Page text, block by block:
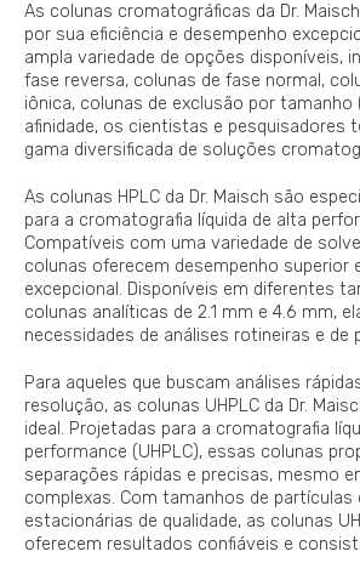
As colunas cromatográficas da Dr.
por sua eficiência e desempenho
ampla variedade de opções disponíveis,
fase reversa, colunas de fase normal,
iônica, colunas de exclusão por tamanho
afinidade, os cientistas e pesquisadores
gama diversificada de soluções
As colunas HPLC da Dr. Maisch são
para a cromatografia líquida de alta
Compatíveis com uma variedade de
colunas oferecem desempenho superior
excepcional. Disponíveis em diferentes
colunas analíticas de 2.1 mm e 4.6 mm,
necessidades de análises rotineiras e de
Para aqueles que buscam análises
resolução, as colunas UHPLC da Dr.
ideal. Projetadas para a cromatografia
performance (UHPLC), essas colunas
separações rápidas e precisas, mesmo
complexas. Com tamanhos de
estacionárias de qualidade, as colunas
oferecem resultados confiáveis e